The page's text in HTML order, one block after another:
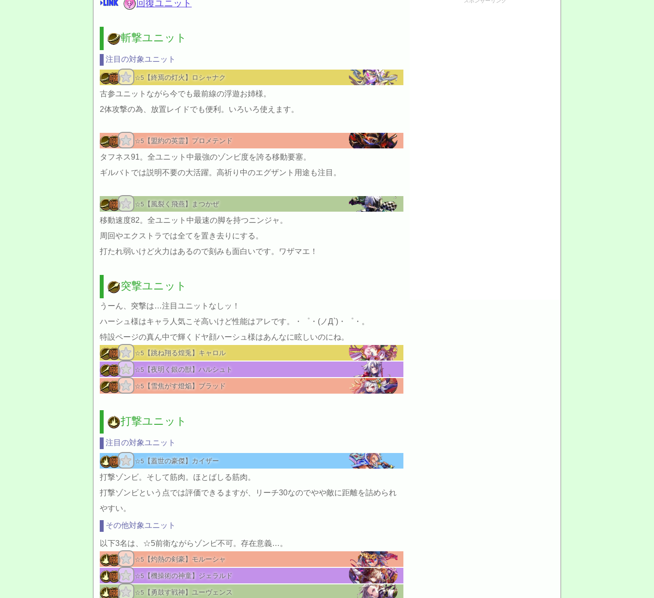
回復ユニット
斬撃ユニット
注目の対象ユニット
☆5 【終焉の灯火】ロシャナク
古参ユニットながら今でも最前線の浮遊お姉様。
2体攻撃の為、放置レイドでも便利。いろいろ使えます。
☆5 【盟約の英霊】プロメテンド
タフネス91。全ユニット中最強のゾンビ度を誇る移動要塞。
ギルバトでは説明不要の大活躍。高祈り中のエグザント用途も注目。
☆5 【風裂く飛燕】まつかぜ
移動速度82。全ユニット中最速の脚を持つニンジャ。
周回やエクストラでは全てを置き去りにする。
打たれ弱いけど火力はあるので刻みも面白いです。ワザマエ！
突撃ユニット
うーん、突撃は…注目ユニットなしッ！
ハーシュ様はキャラ人気こそ高いけど性能はアレです。・゜・(ノД`)・゜・。
特設ページの真ん中で輝くドヤ顔ハーシュ様はあんなに眩しいのにね。
☆5 【跳ね翔る煌兎】キャロル
☆5 【夜明く銀の獣】ハルシュト
☆5 【雪焦がす燈焔】ブラッド
打撃ユニット
注目の対象ユニット
☆5 【蓋世の豪傑】カイザー
打撃ゾンビ。そして筋肉。ほとばしる筋肉。
打撃ゾンビという点では評価できるますが、リーチ30なのでやや敵に距離を詰められ
やすい。
その他対象ユニット
以下3名は、☆5前衛ながらゾンビ不可。存在意義…。
☆5 【灼熱の剣豪】モルーシャ
☆5 【機操術の神童】ジェラルド
☆5 【勇鼓す戦神】ユーヴェンス